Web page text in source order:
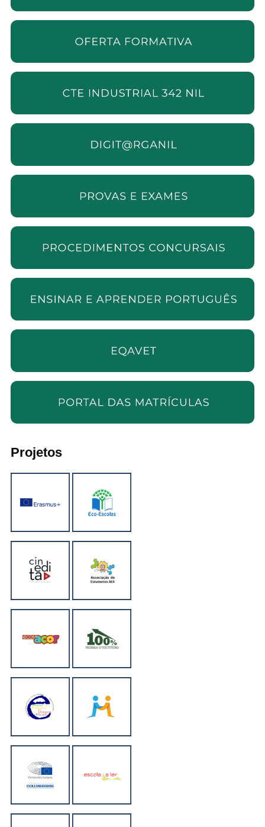
Projetos